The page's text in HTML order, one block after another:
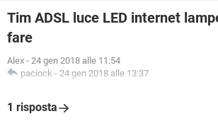
Tim ADSL luce LED internet
fare
Alex - 24 gen 2018 alle 11:54
paciock - 24 gen 2018 alle 13:37
1 risposta